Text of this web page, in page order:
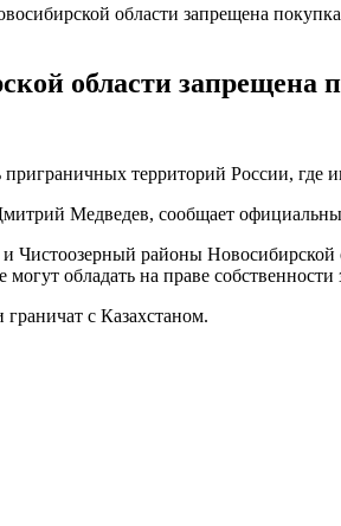
области запрещена
области запрещена
территорий России,
Медведев, сообщает
Чистоозерный районы
обладать на праве
с Казахстаном.